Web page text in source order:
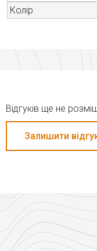
Колір
Відгуків ще не
Залишити